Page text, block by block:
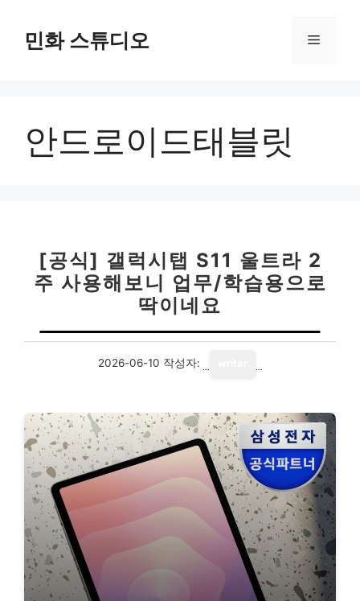
민화 스튜디오 메
안드로이드태블릿
[공식] 갤럭시탭 S11 울트라 2
주 사용해보니 업무/학습용으로
딱이네요
2026-06-10 작성자: